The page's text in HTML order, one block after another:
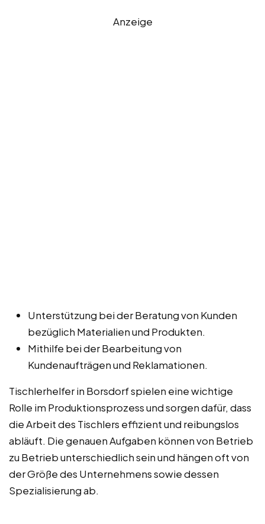
Anzeige
Unterstützung bei der Beratung von Kunden
bezüglich Materialien und Produkten.
Mithilfe bei der Bearbeitung von
Kundenaufträgen und Reklamationen.
Tischlerhelfer in Borsdorf spielen eine wichtige
Rolle im Produktionsprozess und sorgen dafür, dass
die Arbeit des Tischlers effizient und reibungslos
abläuft. Die genauen Aufgaben können von Betrieb
zu Betrieb unterschiedlich sein und hängen oft von
der Größe des Unternehmens sowie dessen
Spezialisierung ab.